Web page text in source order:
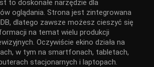
to doskonałe narzędzie dla
oglądania. Strona jest zintegrowana
dlatego zawsze możesz cieszyć się
na temat wielu produkcji
Oczywiście ekino działa na
w tym na smartfonach, tabletach,
stacjonarnych i laptopach.